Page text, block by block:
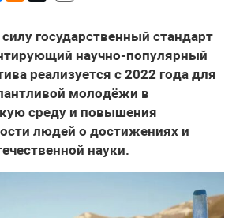
государственный стандарт
научно-популярный
реализуется с 2022 года для
молодёжи в
среду и повышения
людей о достижениях и
науки.